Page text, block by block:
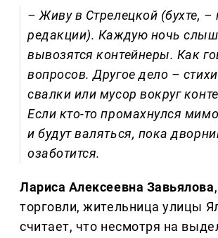
– Живу в Стрелецкой (бухте, –
редакции). Каждую ночь
вывозятся контейнеры. Как
вопросов. Другое дело –
свалки или мусор вокруг
Если кто-то промахнулся
и будут валяться, пока
озаботится.
Лариса Алексеевна Завьялова
торговли, жительница улицы
считает, что несмотря на